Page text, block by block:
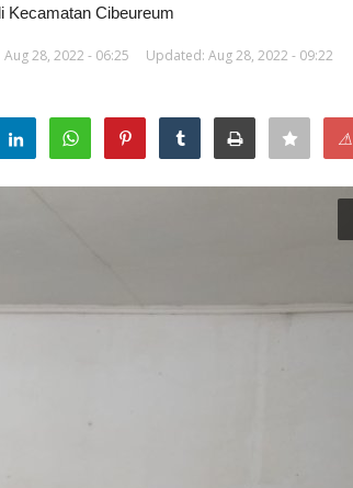
Kecamatan Cibeureum
Aug 28, 2022 - 06:25
Updated: Aug 28, 2022 - 09:22
⚠